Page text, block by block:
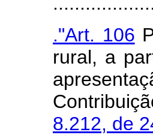
."Art. 106
rural, a
8.212, de